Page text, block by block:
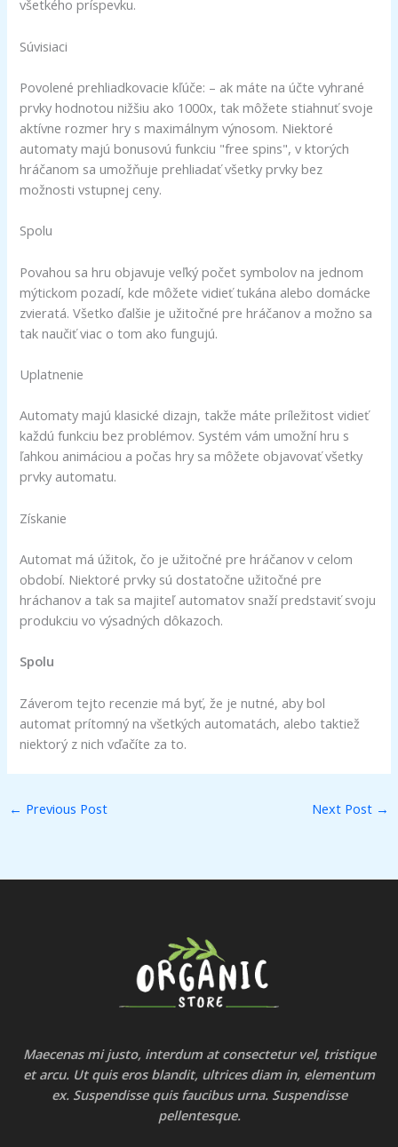
všetkého príspevku.
Súvisiaci
Povolené prehliadkovacie kľúče: – ak máte na účte vyhrané
prvky hodnotou nižšiu ako 1000x, tak môžete stiahnuť svoje
aktívne rozmer hry s maximálnym výnosom. Niektoré
automaty majú bonusovú funkciu "free spins", v ktorých
hráčanom sa umožňuje prehliadať všetky prvky bez
možnosti vstupnej ceny.
Spolu
Povahou sa hru objavuje veľký počet symbolov na jednom
mýtickom pozadí, kde môžete vidieť tukána alebo domácke
zvieratá. Všetko ďalšie je užitočné pre hráčanov a možno sa
tak naučiť viac o tom ako fungujú.
Uplatnenie
Automaty majú klasické dizajn, takže máte príležitost vidieť
každú funkciu bez problémov. Systém vám umožní hru s
ľahkou animáciou a počas hry sa môžete objavovať všetky
prvky automatu.
Získanie
Automat má úžitok, čo je užitočné pre hráčanov v celom
období. Niektoré prvky sú dostatočne užitočné pre
hráchanov a tak sa majiteľ automatov snaží predstaviť svoju
produkciu vo výsadných dôkazoch.
Spolu
Záverom tejto recenzie má byť, že je nutné, aby bol
automat prítomný na všetkých automatách, alebo taktiež
niektorý z nich vďačíte za to.
← Previous Post Next Post →
Maecenas mi justo, interdum at consectetur vel, tristique
et arcu. Ut quis eros blandit, ultrices diam in, elementum
ex. Suspendisse quis faucibus urna. Suspendisse
pellentesque.